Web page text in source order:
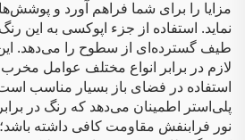
مزایا را برای شما فراهم آورد و
نماید. استفاده از جزء اپوکسی به این
طیف گسترده‌ای از سطوح را می‌دهد.
لازم در برابر انواع مختلف عوامل مخرب
استفاده در فضای باز بسیار مناسب
پلی‌استر اطمینان می‌دهد که رنگ در
نور فرابنفش مقاومت کافی داشته